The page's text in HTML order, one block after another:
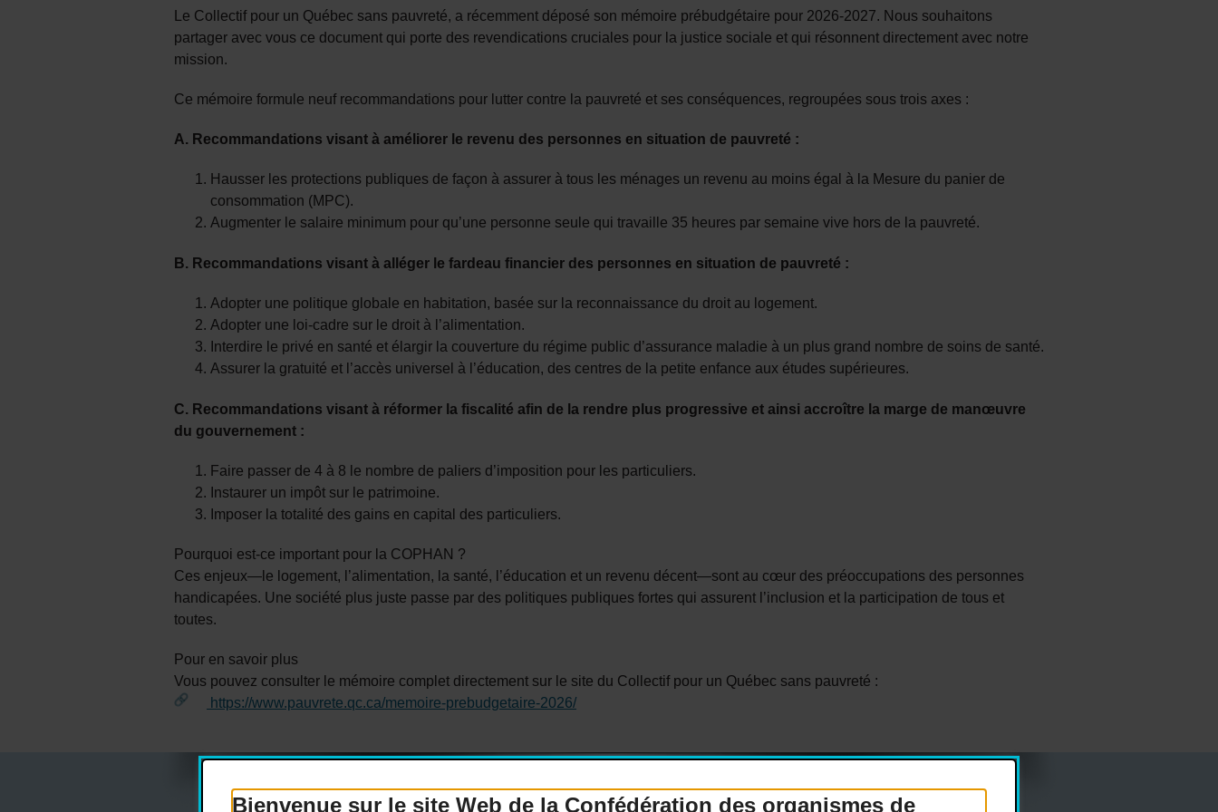
Bienvenue sur le site Web de la Confédération des organismes de
Le Collectif pour un Québec sans pauvreté, a récemment déposé son mémoire prébudgétaire pour 2026-2027. Nous souhaitons
partager avec vous ce document qui porte des revendications cruciales pour la justice sociale et qui résonnent directement avec notre
mission.
Ce mémoire formule neuf recommandations pour lutter contre la pauvreté et ses conséquences, regroupées sous trois axes :
A. Recommandations visant à améliorer le revenu des personnes en situation de pauvreté :
Hausser les protections publiques de façon à assurer à tous les ménages un revenu au moins égal à la Mesure du panier de
consommation (MPC).
Augmenter le salaire minimum pour qu’une personne seule qui travaille 35 heures par semaine vive hors de la pauvreté.
B. Recommandations visant à alléger le fardeau financier des personnes en situation de pauvreté :
Adopter une politique globale en habitation, basée sur la reconnaissance du droit au logement.
Adopter une loi-cadre sur le droit à l’alimentation.
Interdire le privé en santé et élargir la couverture du régime public d’assurance maladie à un plus grand nombre de soins de santé.
Assurer la gratuité et l’accès universel à l’éducation, des centres de la petite enfance aux études supérieures.
C. Recommandations visant à réformer la fiscalité afin de la rendre plus progressive et ainsi accroître la marge de manœuvre
du gouvernement :
Faire passer de 4 à 8 le nombre de paliers d’imposition pour les particuliers.
Instaurer un impôt sur le patrimoine.
Imposer la totalité des gains en capital des particuliers.
Pourquoi est-ce important pour la COPHAN ?
Ces enjeux—le logement, l’alimentation, la santé, l’éducation et un revenu décent—sont au cœur des préoccupations des personnes
handicapées. Une société plus juste passe par des politiques publiques fortes qui assurent l’inclusion et la participation de tous et
toutes.
Pour en savoir plus
Vous pouvez consulter le mémoire complet directement sur le site du Collectif pour un Québec sans pauvreté :
https://www.pauvrete.qc.ca/memoire-prebudgetaire-2026/